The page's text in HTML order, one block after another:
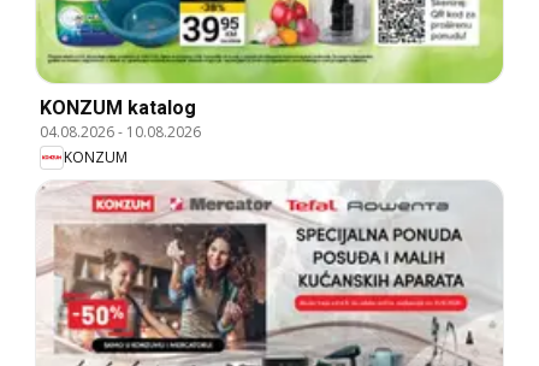
KONZUM katalog
04.08.2026- 10.08.2026
KONZUM